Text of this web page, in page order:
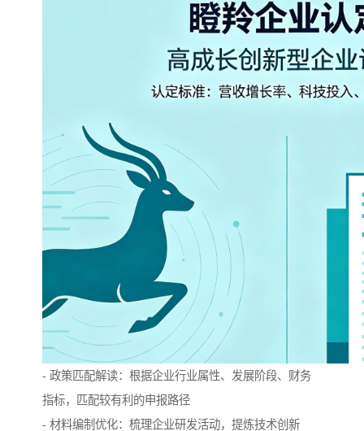
- 政策匹配解读：根据企业行业属性、发展阶段、财务
指标，匹配较有利的申报路径
- 材料编制优化：梳理企业研发活动，提炼技术创新